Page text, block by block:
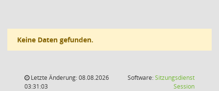
Keine Daten gefunden.
Letzte Änderung: 08.08.2026
03:31:03
Software:Sitzungsdienst
Session(Wird in